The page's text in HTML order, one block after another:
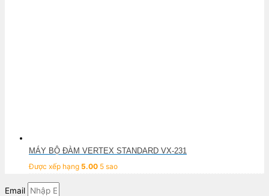
MÁY BỘ ĐÀM VERTEX STANDARD VX-231
Được xếp hạng 5.00 5 sao
Email